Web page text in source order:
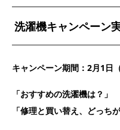
洗濯機キャンペーン
キャンペーン期間：2月1日
「おすすめの洗濯機は？」
「修理と買い替え、どっち